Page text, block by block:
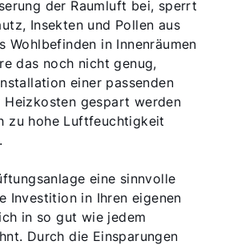
der Raumluft bei, sperrt
Insekten und Pollen aus
Wohlbefinden in Innenräumen
das noch nicht genug,
einer passenden
Heizkosten gespart werden
zu hohe Luftfeuchtigkeit
eine sinnvolle
Investition in Ihren eigenen
in so gut wie jedem
Durch die Einsparungen